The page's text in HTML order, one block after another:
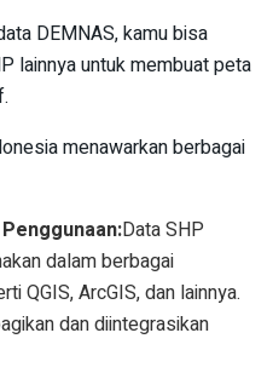
DEMNAS, kamu bisa
lainnya untuk membuat peta
menawarkan berbagai
Data SHP
dalam berbagai
QGIS, ArcGIS, dan lainnya.
dan diintegrasikan